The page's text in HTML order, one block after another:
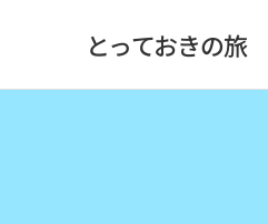
とっておきの旅